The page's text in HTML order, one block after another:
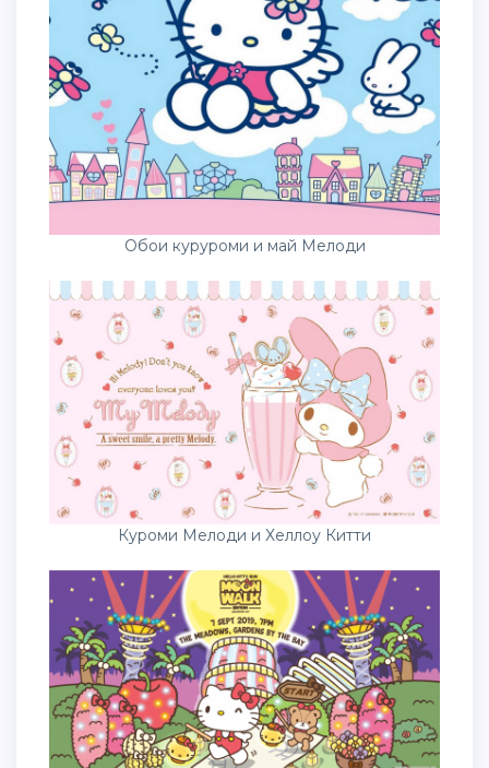
Обои куруроми и май Мелоди
Куроми Мелоди и Хеллоу Китти